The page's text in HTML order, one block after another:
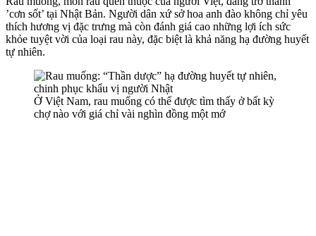
’cơn sốt’ tại Nhật Bản. Người dân xứ sở hoa anh đào không chỉ yêu
thích hương vị đặc trưng mà còn đánh giá cao những lợi ích sức
khỏe tuyệt vời của loại rau này, đặc biệt là khả năng hạ đường huyết
tự nhiên.
Ở Việt Nam, rau muống có thể được tìm thấy ở bất kỳ
chợ nào với giá chỉ vài nghìn đồng một mớ